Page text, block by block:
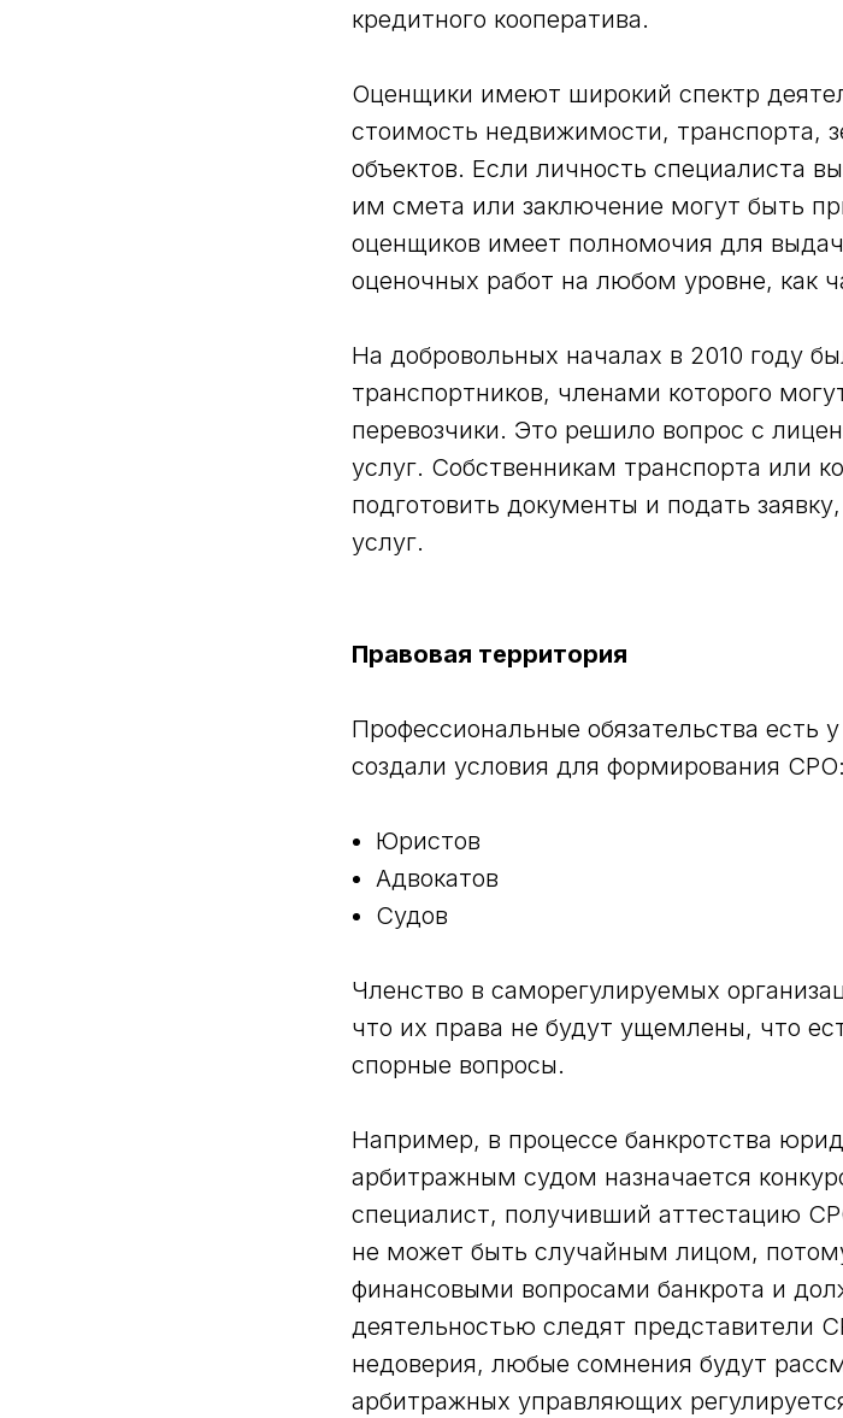
кредитного кооператива.
Оценщики имеют широкий спектр
стоимость недвижимости, транспорта,
объектов. Если личность специалиста
им смета или заключение могут быть
оценщиков имеет полномочия для
оценочных работ на любом уровне, как
На добровольных началах в 2010 году
транспортников, членами которого
перевозчики. Это решило вопрос с
услуг. Собственникам транспорта или
подготовить документы и подать
услуг.
Правовая территория
Профессиональные обязательства есть
создали условия для формирования СРО:
Юристов
Адвокатов
Судов
Членство в саморегулируемых
что их права не будут ущемлены, что
спорные вопросы.
Например, в процессе банкротства
арбитражным судом назначается
специалист, получивший аттестацию
не может быть случайным лицом,
финансовыми вопросами банкрота и
деятельностью следят представители
недоверия, любые сомнения будут
арбитражных управляющих